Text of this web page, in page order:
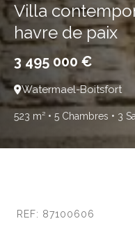
Villa
havre de paix
3 495 000 €
Watermael-Boitsfort
523 m² • 5 Chambres • 3
REF: 87100606